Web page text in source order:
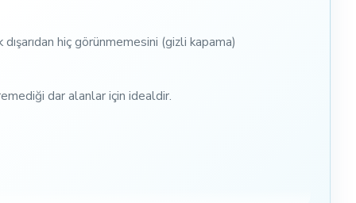
hiç görünmemesini (gizli kapama)
dar alanlar için idealdir.